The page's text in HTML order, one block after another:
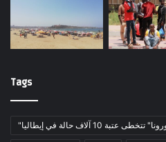
Tags
تتخطى عتبة 10 آلاف حالة في إيطاليا